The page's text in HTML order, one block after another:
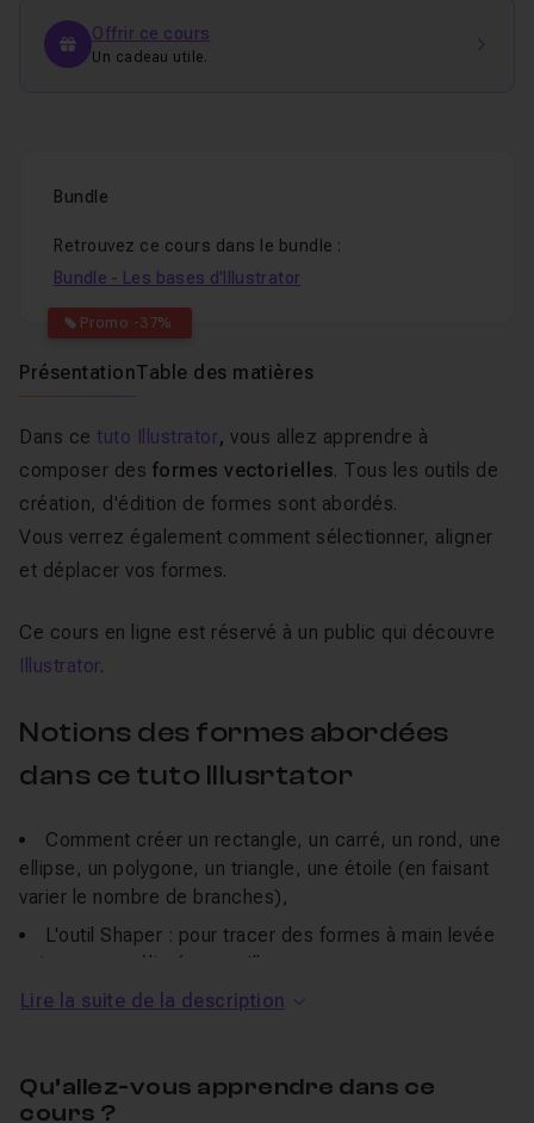
Offrir ce cours
Un cadeau utile.
Bundle
Retrouvez ce cours dans le bundle :
Promo -37%
Bundle - Les bases d'Illustrator
PrésentationTable des matières
Dans ce tuto Illustrator, vous allez apprendre à
composer des formes vectorielles. Tous les outils de
création, d'édition de formes sont abordés.
Vous verrez également comment sélectionner, aligner
et déplacer vos formes.
Ce cours en ligne est réservé à un public qui découvre
Illustrator.
Notions des formes abordées
dans ce tuto Illusrtator
Comment créer un rectangle, un carré, un rond, une
ellipse, un polygone, un triangle, une étoile (en faisant
varier le nombre de branches),
L'outil Shaper : pour tracer des formes à main levée
qui seront améliorées par Illustrator,
L'outil plume pour tracer des formes personnalisées,
Comment utiliser l'outil
Lire la suite de la description
Qu’allez-vous apprendre dans ce
cours ?